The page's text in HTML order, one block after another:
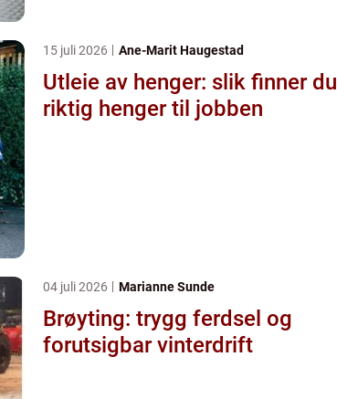
15 juli 2026 Ane-Marit Haugestad
Utleie av henger: slik finner du
riktig henger til jobben
04 juli 2026 Marianne Sunde
Brøyting: trygg ferdsel og
forutsigbar vinterdrift